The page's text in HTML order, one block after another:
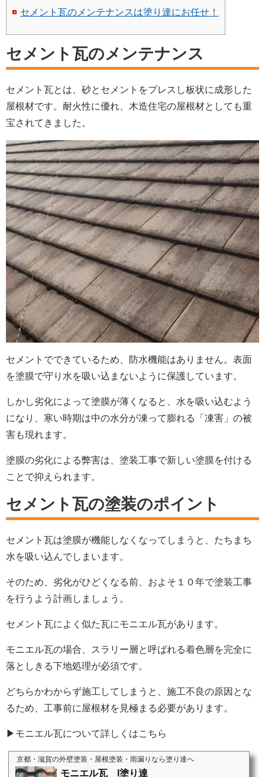
セメント瓦のメンテナンスは塗り達にお任せ！
セメント瓦のメンテナンス
セメント瓦とは、砂とセメントをプレスし板状に成形した
屋根材です。耐火性に優れ、木造住宅の屋根材としても重
宝されてきました。
セメントでできているため、防水機能はありません。表面
を塗膜で守り水を吸い込まないように保護しています。
しかし劣化によって塗膜が薄くなると、水を吸い込むよう
になり、寒い時期は中の水分が凍って膨れる「凍害」の被
害も現れます。
塗膜の劣化による弊害は、塗装工事で新しい塗膜を付ける
ことで抑えられます。
セメント瓦の塗装のポイント
セメント瓦は塗膜が機能しなくなってしまうと、たちまち
水を吸い込んでしまいます。
そのため、劣化がひどくなる前、およそ１０年で塗装工事
を行うよう計画しましょう。
セメント瓦によく似た瓦にモニエル瓦があります。
モニエル瓦の場合、スラリー層と呼ばれる着色層を完全に
落としきる下地処理が必須です。
どちらかわからず施工してしまうと、施工不良の原因とな
るため、工事前に屋根材を見極まる必要があります。
▶モニエル瓦について詳しくはこちら
京都・滋賀の外壁塗装・屋根塗装・雨漏りなら塗り達へ
モニエル瓦 l塗り達